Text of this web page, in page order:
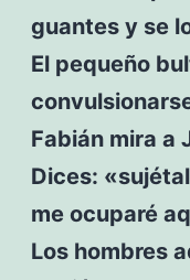
guantes y se
El pequeño
Fabián mira a
Dices:
me ocuparé
Los hombres